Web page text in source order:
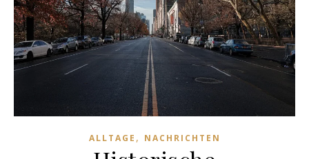
ALLTAGE , NACHRICHTEN